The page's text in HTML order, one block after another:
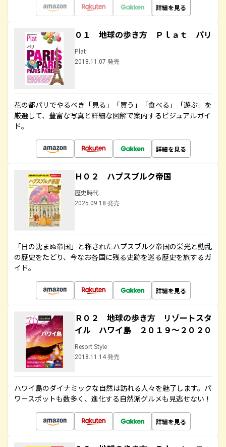
詳細を見る
０１ 地球の歩き方 Ｐｌａｔ パリ
Plat
2018.11.07 発売
花の都パリでやるべき「見る」「買う」「食べる」「遊ぶ」を
厳選して、豊富な写真と詳細な図解で案内するビジュアルガイ
ド。
詳細を見る
Ｈ０２ ハプスブルク帝国
歴史時代
2025.09.18 発売
「日の沈まぬ帝国」と称されたハプスブルク帝国の栄光と動乱
の歴史をたどり、今なお各国に残る史跡を巡る歴史を旅するガ
イド。
詳細を見る
Ｒ０２ 地球の歩き方 リゾートスタ
イル ハワイ島 ２０１９～２０２０
Resort Style
2018.11.14 発売
ハワイ島のダイナミックな自然は訪れる人々を魅了します。パ
ワースポットも数多く、進化する自然派グルメも見逃せない！
詳細を見る